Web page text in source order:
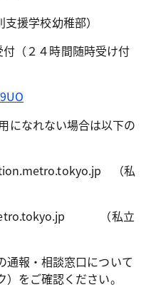
学校幼稚部）
付（２４時間随時受け付
なれない場合は以下の
（私
（私立
報・相談窓口について
）をご確認ください。